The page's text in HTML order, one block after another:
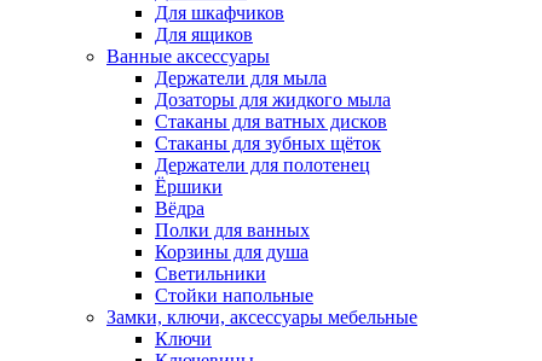
Для шкафчиков
Для ящиков
Ванные аксессуары
Держатели для мыла
Дозаторы для жидкого мыла
Стаканы для ватных дисков
Стаканы для зубных щёток
Держатели для полотенец
Ёршики
Вёдра
Полки для ванных
Корзины для душа
Светильники
Стойки напольные
Замки, ключи, аксессуары мебельные
Ключи